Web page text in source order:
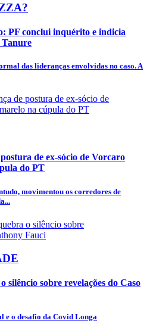
PF conclui inquérito e indicia
Tanure
das lideranças envolvidas no caso. A
de ex-sócio de Vorcaro
do PT
movimentou os corredores de
silêncio sobre revelações do Caso
e o desafio da Covid Longa